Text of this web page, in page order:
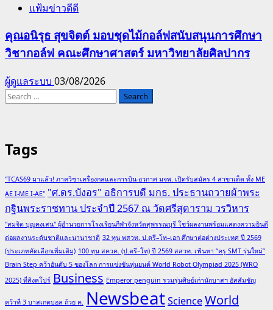
แฟ้มข่าวดีดี
คุณอนิรุธ สุขจิตต์ มอบชุดไม้กอล์ฟสนับสนุนการศึกษา
วิชากอล์ฟ คณะศึกษาศาสตร์ มหาวิทยาลัยศิลปากร
ผู้ดูแลระบบ 03/08/2026
Search
Tags
"TCAS69 มาแล้ว! ภาควิชาเครื่องกลและการบิน-อวกาศ มจพ. เปิดรับสมัคร 4 สาขาเด็ด ทั้ง ME
AE I-ME I-AE" "ศ.ดร.บังอร" อธิการบดี มกธ. ประธานถวายผ้าพระ
กฐินพระราชทาน ประจำปี 2567 ณ วัดศรีสุดาราม วรวิหาร
"สมจิต บุญคงเสน" ผู้อำนวยการโรงเรียนกีฬาจังหวัดสุพรรณบุรี โชว์ผลงานพร้อมแสดงความยินดี
ต่อผลงานระดับชาติและนานาชาติ 32 ทุน พสวท. ป.ตรี–โท–เอก ศึกษาต่อต่างประเทศ ปี 2569
(ประเภทคัดเลือกเพิ่มเติม) 100 ทุน สควค. (ป.ตรี–โท) ปี 2569 สสวท. เฟ้นหา “ครู SMT รุ่นใหม่”
Brain Step คว้าอันดับ 5 ของโลก การแข่งขันหุ่นยนต์ World Robot Olympiad 2025 (WRO
2025) ที่สิงคโปร์ Business Emperor penguin รวมรุ่นศิษย์เก่านักบาสฯ อัสสัมชัญ
คว้าที่ 3 บาสเกตบอล ถ้วย ค. NewsbeatScienceWorld